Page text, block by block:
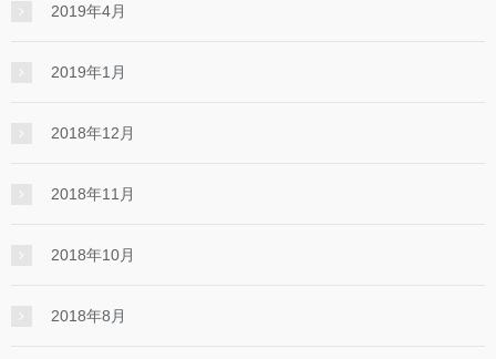
2019年4月
2019年1月
2018年12月
2018年11月
2018年10月
2018年8月